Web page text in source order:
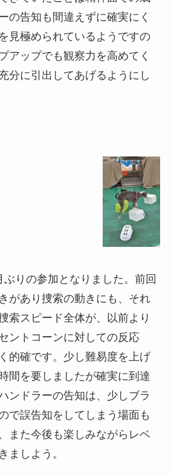
の告知も間違えずに確実にく
見極められているようですの
アップでも観察力を高めてく
分に引出してあげるようにし
ぶりの参加となりました。前回
があり捜索の動きにも、それ
索スピード全体が、以前より
ントコーンに対しての反応
的確です。少し難易度を上げ
間を要しましたが確実に到達
ンドラーの告知は、少しブラ
で誤告知をしてしまう場面も
また今後も楽しみながらレベ
ましよう。